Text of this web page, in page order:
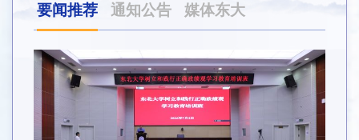
要闻推荐 通知公告 媒体东大